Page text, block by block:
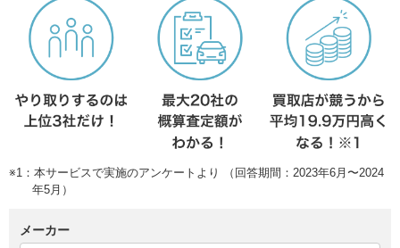
※1：本サービスで実施のアンケートより （回答期間：2023年6月〜2024
年5月）
メーカー